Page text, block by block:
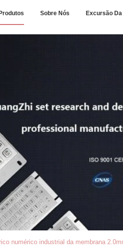
Produtos Sobre Nós Excursão
numérico industrial da membrana